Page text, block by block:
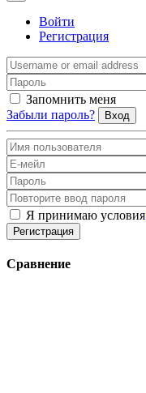
Войти
Регистрация
Запомнить меня
Забыли пароль?
Вход
Я принимаю условия
Регистрация
Сравнение